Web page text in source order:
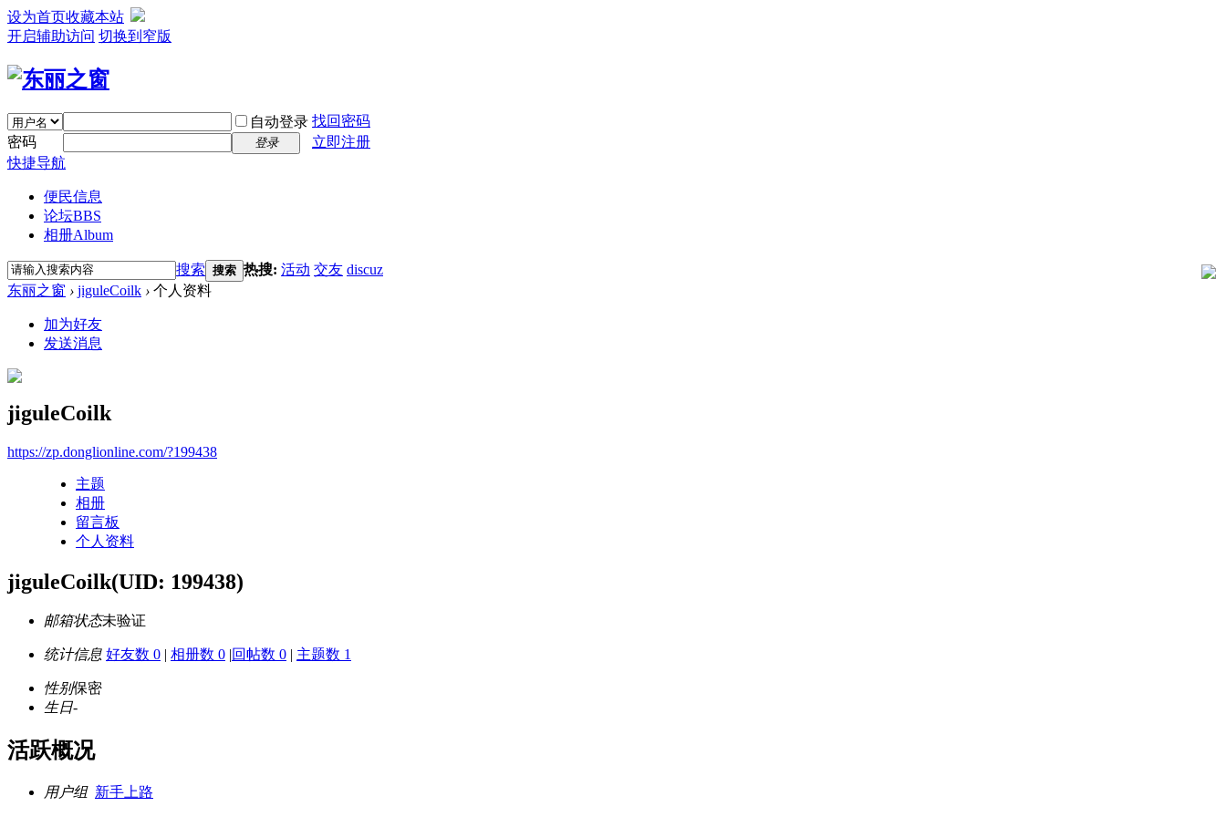
设为首页收藏本站
开启辅助访问 切换到窄版
自动登录 找回密码
密码
登录
立即注册
快捷导航
便民信息
论坛BBS
相册Album
搜索 搜索 热搜: 活动 交友 discuz
东丽之窗 › jiguleCoilk › 个人资料
加为好友
发送消息
jiguleCoilk
https://zp.donglionline.com/?199438
主题
相册
留言板
个人资料
jiguleCoilk(UID: 199438)
邮箱状态未验证
统计信息 好友数 0 | 相册数 0 |回帖数 0 | 主题数 1
性别保密
生日-
活跃概况
用户组 新手上路